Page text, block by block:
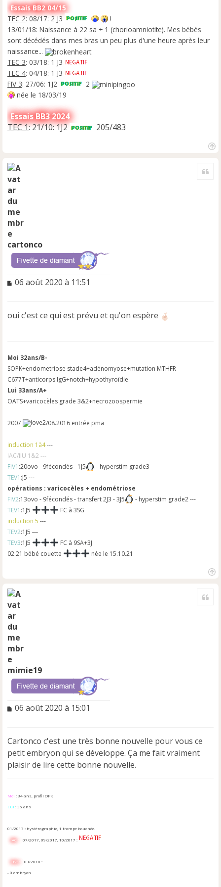
Essais BB2 04/15
TEC 2: 08/17: 2 J3
!
13/01/18: Naissance à 22 sa + 1 (chorioamniotite). Mes bébés
sont décédés dans mes bras un peu plus d'une heure après leur
naissance...
TEC 3: 03/18: 1 J3
TEC 4: 04/18: 1 J3
FIV 3: 27/06: 1J2
2
née le 18/03/19
Essais BB3 2024
TEC 1: 21/10: 1J2 205/483
cartonco
M
a
o
n
l
u
06 août 2020 à 11:51
oui c'est ce qui est prévu et qu'on espère
Moi 32ans/B-
SOPK+endometriose stade4+adénomyose+mutation MTHFR
C677T+anticorps IgG+notch+hypothyroïdie
Lui 33ans/A+
OATS+varicocèles grade 3&2+necrozoospermie
2007 /08.2016 entrée pma
induction 1à4---
IAC/IIU 1&2 ---
FIV1 :20ovo - 9fécondés - 1J5
- hyperstim grade3
TEV1 :J5 ---
opérations : varicocèles + endométriose
FIV2:13ovo - 9fécondés - transfert 2J3 - 3J5
- hyperstim grade2 ---
TEV1 :1J5
FC à 3SG
induction 5 ---
TEV2:1J5 ---
TEV3:1J5
FC à 9SA+3J
02.21 bébé couette
née le 15.10.21
mimie19
M
a
g
e
u
06 août 2020 à 15:01
Cartonco c'est une très bonne nouvelle pour vous ce
petit embryon qui se développe. Ça me fait vraiment
plaisir de lire cette bonne nouvelle.
Moi : 34 ans, profil OPK
Lui : 36 ans
01/2017 : hystérographie, 1 trompe bouchée.
IAC : 07/2017, 09/2017, 10/2017 :
FIV1:
03/2018 :
- 0 embryon